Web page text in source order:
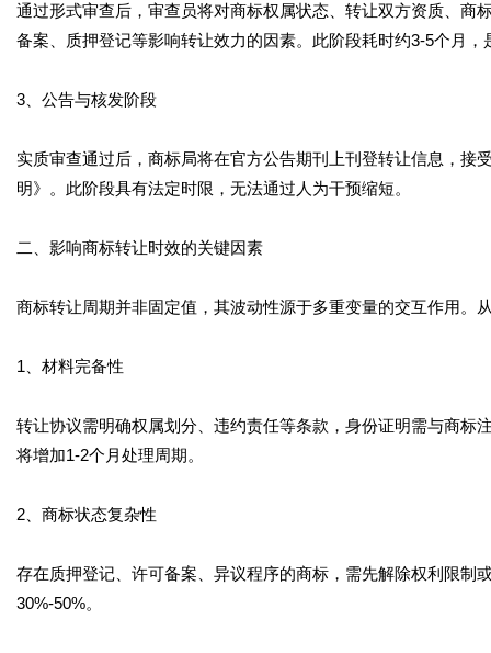
通过形式审查后，审查员将对商标权属状态、转让双方资质、商
备案、质押登记等影响转让效力的因素。此阶段耗时约3-5个月
3、公告与核发阶段
实质审查通过后，商标局将在官方公告期刊上刊登转让信息，接
明》。此阶段具有法定时限，无法通过人为干预缩短。
二、影响商标转让时效的关键因素
商标转让周期并非固定值，其波动性源于多重变量的交互作用。
1、材料完备性
转让协议需明确权属划分、违约责任等条款，身份证明需与商标
将增加1-2个月处理周期。
2、商标状态复杂性
存在质押登记、许可备案、异议程序的商标，需先解除权利限制
30%-50%。